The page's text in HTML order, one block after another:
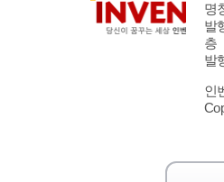
명
발
층
발
인